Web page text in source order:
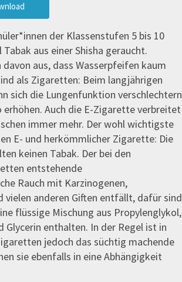
der Klassenstufen 5 bis 10
aus einer Shisha geraucht.
aus, dass Wasserpfeifen kaum
als Zigaretten: Beim langjährigen
sich die Lungenfunktion verschlechtern
erhöhen. Auch die E-Zigarette verbreitet
immer mehr. Der wohl wichtigste
E- und herkömmlicher Zigarette: Die
keinen Tabak. Der bei den
entstehende
Rauch mit Karzinogenen,
vielen anderen Giften entfällt, dafür sind
flüssige Mischung aus Propylenglykol,
Glycerin enthalten. In der Regel ist in
jedoch das süchtig machende
sie ebenfalls in eine Abhängigkeit